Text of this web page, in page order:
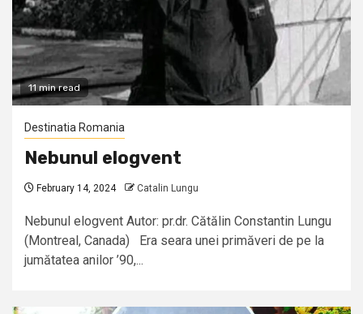
11 min read
Destinatia Romania
Nebunul elogvent
February 14, 2024 Catalin Lungu
Nebunul elogvent Autor: pr.dr. Cătălin Constantin Lungu
(Montreal, Canada) Era seara unei primăveri de pe la
jumătatea anilor ’90,...